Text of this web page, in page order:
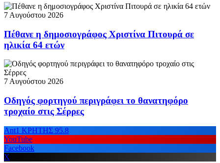
7 Αυγούστου 2026
Πέθανε η δημοσιογράφος Χριστίνα Πιτουρά σε
ηλικία 64 ετών
7 Αυγούστου 2026
Οδηγός φορτηγού περιγράφει το θανατηφόρο
τροχαίο στις Σέρρες
Ant1 ΚΡΗΤΗΣ 95.8
YouTube
Facebook
X